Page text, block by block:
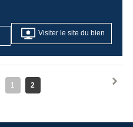
Visiter le site du bien
1 2